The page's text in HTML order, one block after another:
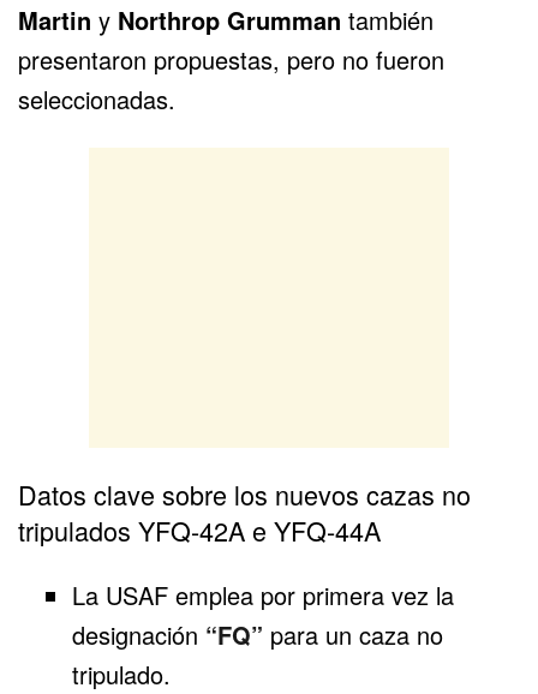
Martin y Northrop Grumman también
presentaron propuestas, pero no fueron
seleccionadas.
Datos clave sobre los nuevos cazas no
tripulados YFQ-42A e YFQ-44A
La USAF emplea por primera vez la
designación “FQ” para un caza no
tripulado.